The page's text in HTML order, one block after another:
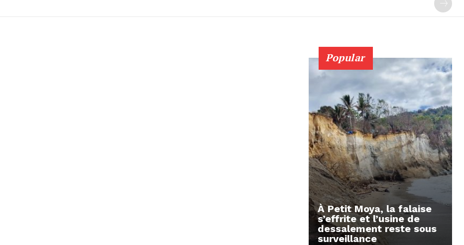
Popular
À Petit Moya, la falaise
s’effrite et l’usine de
dessalement reste sous
surveillance